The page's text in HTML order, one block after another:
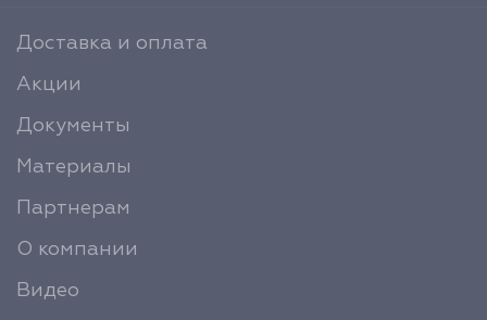
Доставка и оплата
Акции
Документы
Материалы
Партнерам
О компании
Видео